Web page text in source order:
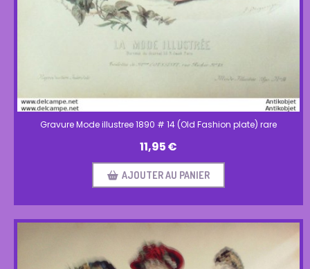
Gravure Mode illustree 1890 # 14 (Old Fashion plate) rare
11,95€
AJOUTER AU PANIER